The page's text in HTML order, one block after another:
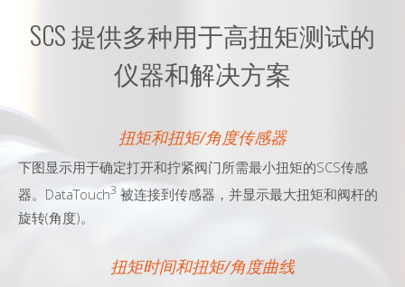
SCS 提供多种用于高扭矩测试的
仪器和解决方案
扭矩和扭矩/角度传感器
下图显示用于确定打开和拧紧阀门所需最小扭矩的SCS传感
器。DataTouch3 被连接到传感器，并显示最大扭矩和阀杆的
旋转(角度)。
扭矩时间和扭矩/角度曲线